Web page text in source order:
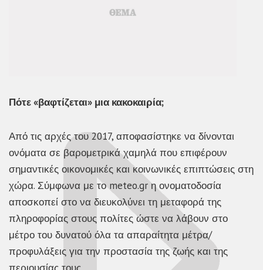
Πότε «βαφτίζεται» μια κακοκαιρία;
Από τις αρχές του 2017, αποφασίστηκε να δίνονται
ονόματα σε βαρομετρικά χαμηλά που επιφέρουν
σημαντικές οικονομικές και κοινωνικές επιπτώσεις στη
χώρα. Σύμφωνα με το meteo.gr η ονοματοδοσία
αποσκοπεί στο να διευκολύνει τη μεταφορά της
πληροφορίας στους πολίτες ώστε να λάβουν στο
μέτρο του δυνατού όλα τα απαραίτητα μέτρα/
προφυλάξεις για την προστασία της ζωής και της